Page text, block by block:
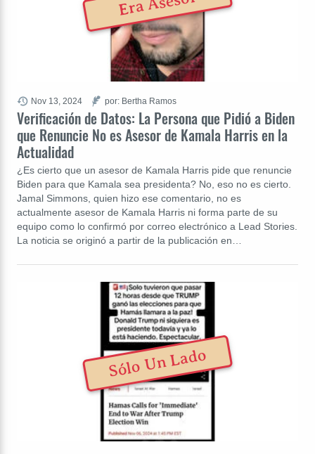
Verificación de Datos: La Persona que Pidió a Biden
que Renuncie No es Asesor de Kamala Harris en la
Actualidad
¿Es cierto que un asesor de Kamala Harris pide que renuncie
Biden para que Kamala sea presidenta? No, eso no es cierto.
Jamal Simmons, quien hizo ese comentario, no es
actualmente asesor de Kamala Harris ni forma parte de su
equipo como lo confirmó por correo electrónico a Lead Stories.
La noticia se originó a partir de la publicación en…
Nov 13, 2024 por: Bertha Ramos
Sólo Un Lado